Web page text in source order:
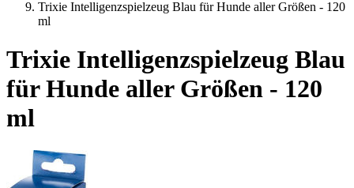
Trixie Intelligenzspielzeug Blau für Hunde aller Größen - 120
ml
Trixie Intelligenzspielzeug Blau
für Hunde aller Größen - 120
ml